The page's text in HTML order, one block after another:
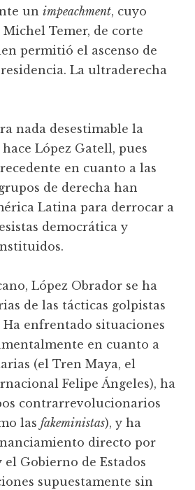
un impeachment, cuyo
Temer, de corte
permitió el ascenso de
La ultraderecha
nada desestimable la
López Gatell, pues
en cuanto a las
de derecha han
Latina para derrocar a
democrática y
López Obrador se ha
de las tácticas golpistas
Ha enfrentado situaciones
en cuanto a
(el Tren Maya, el
Felipe Ángeles), ha
contrarrevolucionarios
las fakeministas), y ha
directo por
el Gobierno de Estados
supuestamente sin